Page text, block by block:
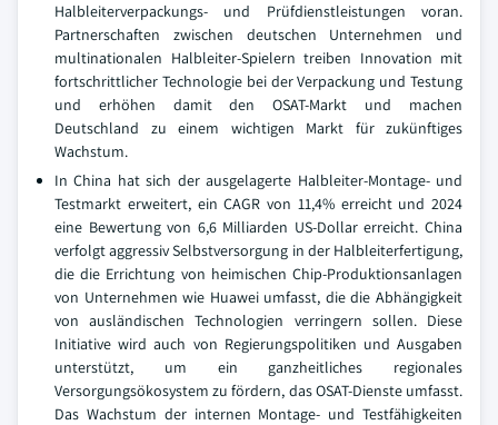
Halbleiterverpackungs- und Prüfdienstleistungen voran.
Partnerschaften zwischen deutschen Unternehmen und
multinationalen Halbleiter-Spielern treiben Innovation mit
fortschrittlicher Technologie bei der Verpackung und Testung
und erhöhen damit den OSAT-Markt und machen
Deutschland zu einem wichtigen Markt für zukünftiges
Wachstum.
In China hat sich der ausgelagerte Halbleiter-Montage- und
Testmarkt erweitert, ein CAGR von 11,4% erreicht und 2024
eine Bewertung von 6,6 Milliarden US-Dollar erreicht. China
verfolgt aggressiv Selbstversorgung in der Halbleiterfertigung,
die die Errichtung von heimischen Chip-Produktionsanlagen
von Unternehmen wie Huawei umfasst, die die Abhängigkeit
von ausländischen Technologien verringern sollen. Diese
Initiative wird auch von Regierungspolitiken und Ausgaben
unterstützt, um ein ganzheitliches regionales
Versorgungsökosystem zu fördern, das OSAT-Dienste umfasst.
Das Wachstum der internen Montage- und Testfähigkeiten